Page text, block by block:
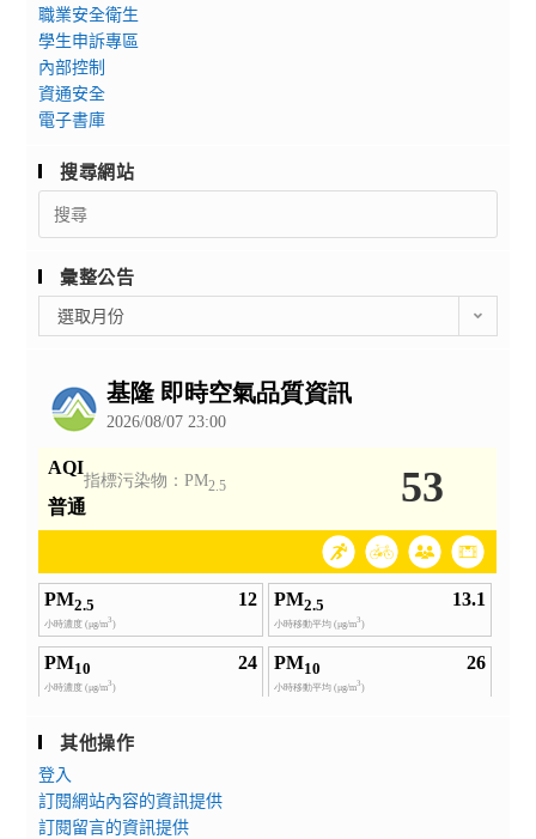
職業安全衛生
學生申訴專區
內部控制
資通安全
電子書庫
搜尋網站
Search
for:
彙整公告
整
選取月份
其他操作
登入
訂閱網站內容的資訊提供
訂閱留言的資訊提供